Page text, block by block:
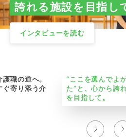
誇れる施設を目指し
インタビューを読む
職の道へ。
ぐ寄り添う介
“ここを選んでよ
た”と、心から誇
を目指して。